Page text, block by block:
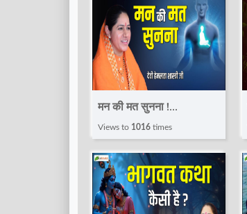
Total Bhakti
मन की मत सुनना !
Pravachan ! Devi
Hemlata Shastri JI |
Total Bhakti
Views to 1016 times